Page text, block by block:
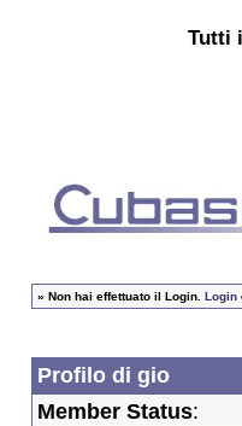
Tutti
» Non hai effettuato il Login. Login
Profilo di gio
Member Status: